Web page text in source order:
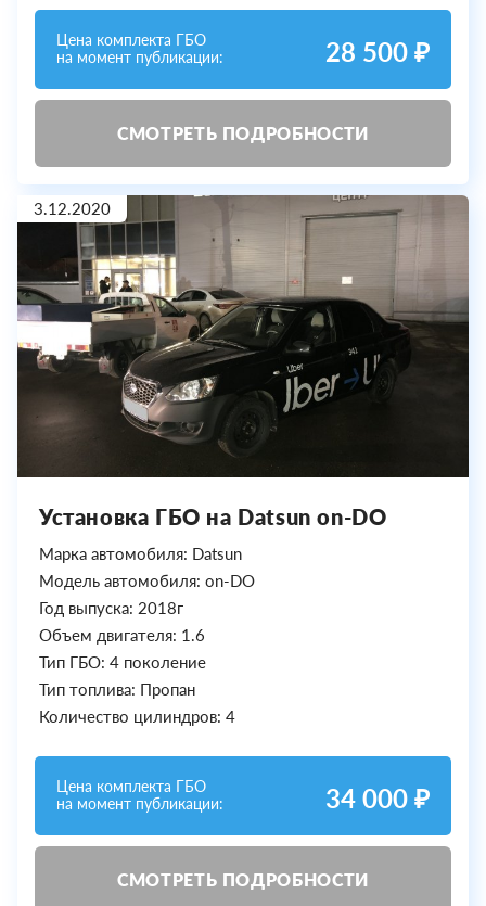
Цена комплекта ГБО
на момент публикации:
28 500 ₽
СМОТРЕТЬ ПОДРОБНОСТИ
3.12.2020
Установка ГБО на Datsun on-DO
Марка автомобиля: Datsun
Модель автомобиля: on-DO
Год выпуска: 2018г
Объем двигателя: 1.6
Тип ГБО: 4 поколение
Тип топлива: Пропан
Количество цилиндров: 4
Цена комплекта ГБО
на момент публикации:
34 000 ₽
СМОТРЕТЬ ПОДРОБНОСТИ